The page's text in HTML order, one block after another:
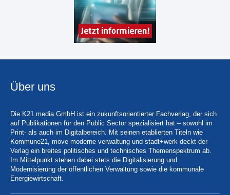
Über uns
Die K21 media GmbH ist ein zukunftsorientierter Fachverlag, der sich
auf Publikationen für den Public Sector spezialisiert hat – sowohl im
Print- als auch im Digitalbereich. Mit seinen etablierten Titeln wie
Kommune21, move moderne verwaltung und stadt+werk deckt der
Verlag ein breites politisches und technisches Themenspektrum ab.
Im Mittelpunkt stehen dabei stets die Digitalisierung und
Modernisierung der öffentlichen Verwaltung sowie die kommunale
Energiewirtschaft.